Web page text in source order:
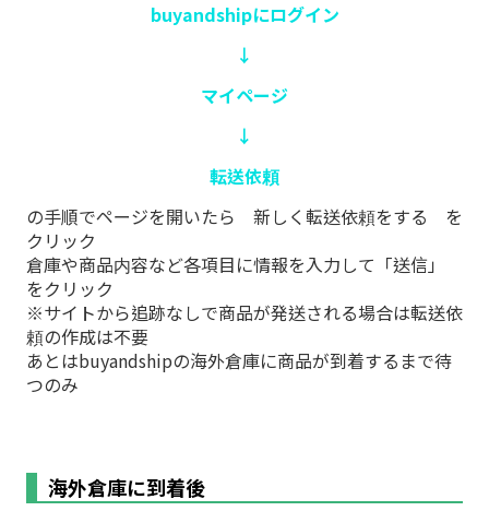
buyandshipにログイン
↓
マイページ
↓
転送依頼
の手順でページを開いたら 新しく転送依頼をする を
クリック
倉庫や商品内容など各項目に情報を入力して「送信」
をクリック
※サイトから追跡なしで商品が発送される場合は転送依
頼の作成は不要
あとはbuyandshipの海外倉庫に商品が到着するまで待
つのみ
海外倉庫に到着後